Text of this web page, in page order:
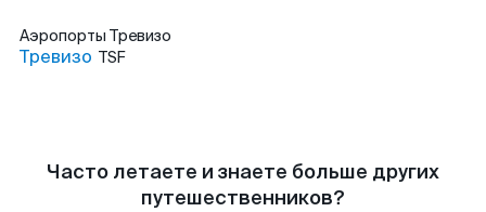
Аэропорты Тревизо
Тревизо TSF
Часто летаете и знаете больше других
путешественников?